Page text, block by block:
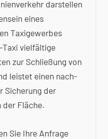
dar­stellen
eines
Taxi­gewerbes
Taxi vielfältige
zur Schließung von
leistet einen nach­
Sicherung der
der Fläche.
Sie Ihre Anfrage